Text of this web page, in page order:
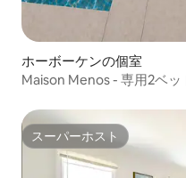
ホーボーケンの個室
Maison Menos - 専用2ベ
スーパーホスト
スーパーホスト